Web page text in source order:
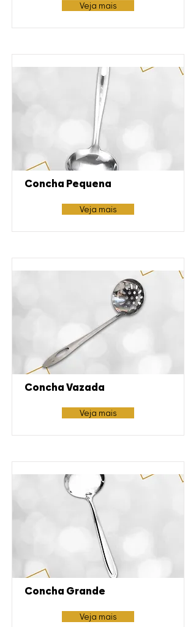
Veja mais
Concha Pequena
Veja mais
Concha Vazada
Veja mais
Concha Grande
Veja mais